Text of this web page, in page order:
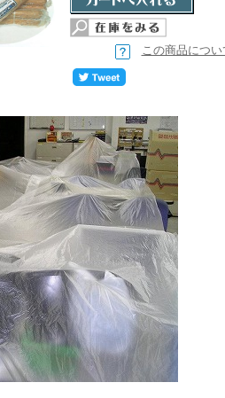
この商品につ